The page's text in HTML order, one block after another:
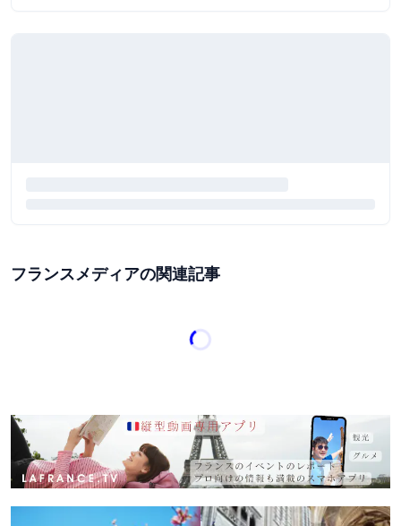
フランスメディアの関連記事